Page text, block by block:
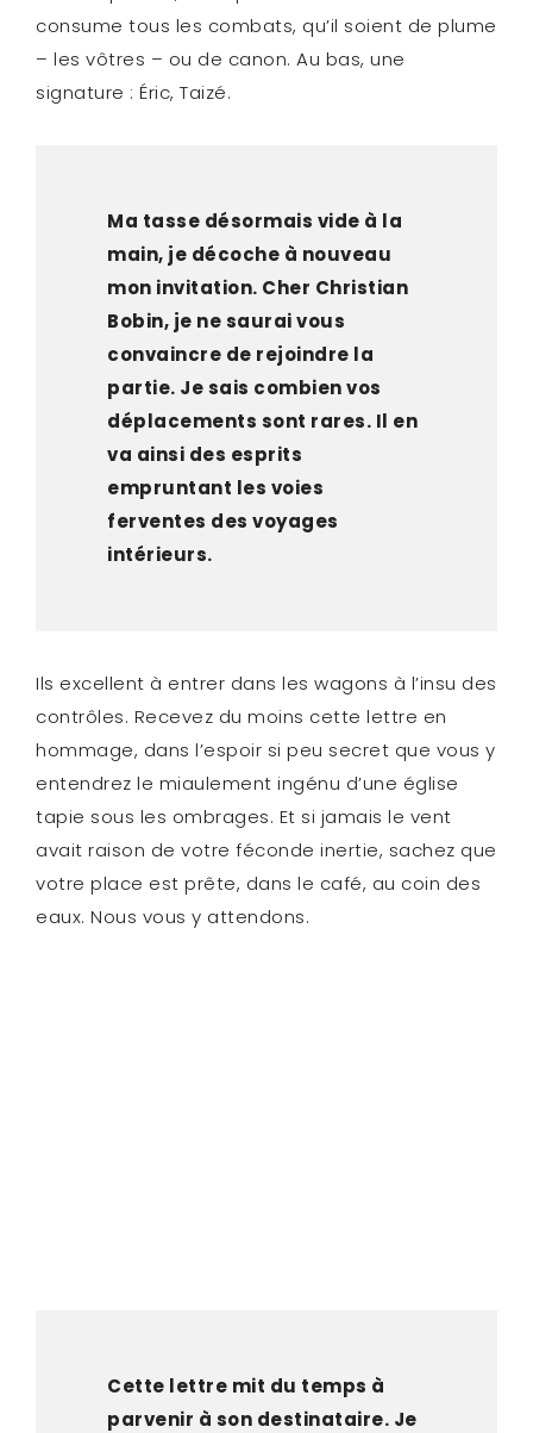
consume tous les combats, qu’il soient de plume
– les vôtres – ou de canon. Au bas, une
signature : Éric, Taizé.
Ma tasse désormais vide à la
main, je décoche à nouveau
mon invitation. Cher Christian
Bobin, je ne saurai vous
convaincre de rejoindre la
partie. Je sais combien vos
déplacements sont rares. Il en
va ainsi des esprits
empruntant les voies
ferventes des voyages
intérieurs.
Ils excellent à entrer dans les wagons à l’insu des
contrôles. Recevez du moins cette lettre en
hommage, dans l’espoir si peu secret que vous y
entendrez le miaulement ingénu d’une église
tapie sous les ombrages. Et si jamais le vent
avait raison de votre féconde inertie, sachez que
votre place est prête, dans le café, au coin des
eaux. Nous vous y attendons.
Cette lettre mit du temps à
parvenir à son destinataire. Je